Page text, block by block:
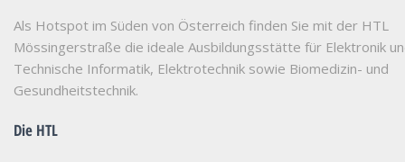
Als Hotspot im Süden von Österreich finden Sie mit der HTL
Mössingerstraße die ideale Ausbildungsstätte für Elektronik
Technische Informatik, Elektrotechnik sowie Biomedizin- und
Gesundheitstechnik.
Die HTL